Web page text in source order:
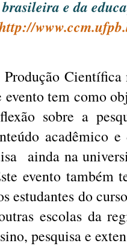
brasileira e da
Científica
evento tem como
sobre a
acadêmico
ainda na
evento também
estudantes do
escolas da
pesquisa e